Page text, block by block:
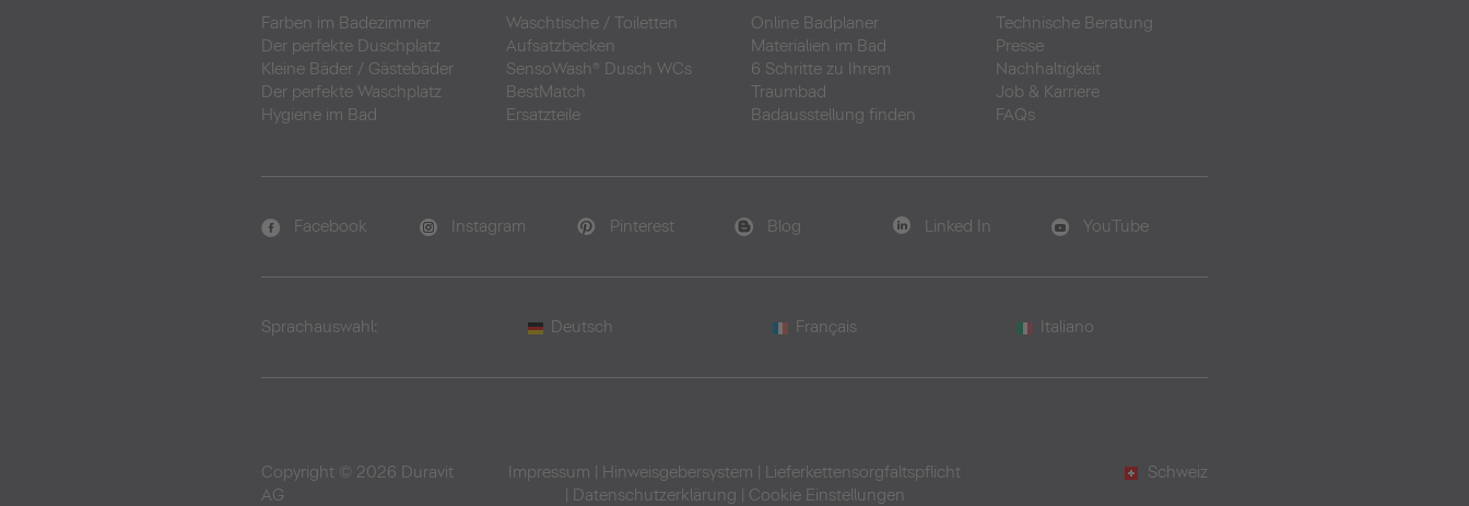
Farben im Badezimmer
Der perfekte Duschplatz
Kleine Bäder / Gästebäder
Der perfekte Waschplatz
Hygiene im Bad
Waschtische / Toiletten
Aufsatzbecken
SensoWash® Dusch WCs
BestMatch
Ersatzteile
Online Badplaner
Materialien im Bad
6 Schritte zu Ihrem
Traumbad
Badausstellung finden
Technische Beratung
Presse
Nachhaltigkeit
Job & Karriere
FAQs
Facebook Instagram Pinterest Blog Linked In YouTube
Sprachauswahl: Deutsch Français Italiano
Copyright © 2026 Duravit
AG
Impressum | Hinweisgebersystem | Lieferkettensorgfaltspflicht
| Datenschutzerklärung | Cookie Einstellungen
Schweiz